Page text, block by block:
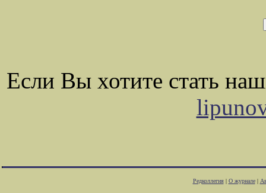
Если Вы хотите стать
Редколлегия| О журнале|